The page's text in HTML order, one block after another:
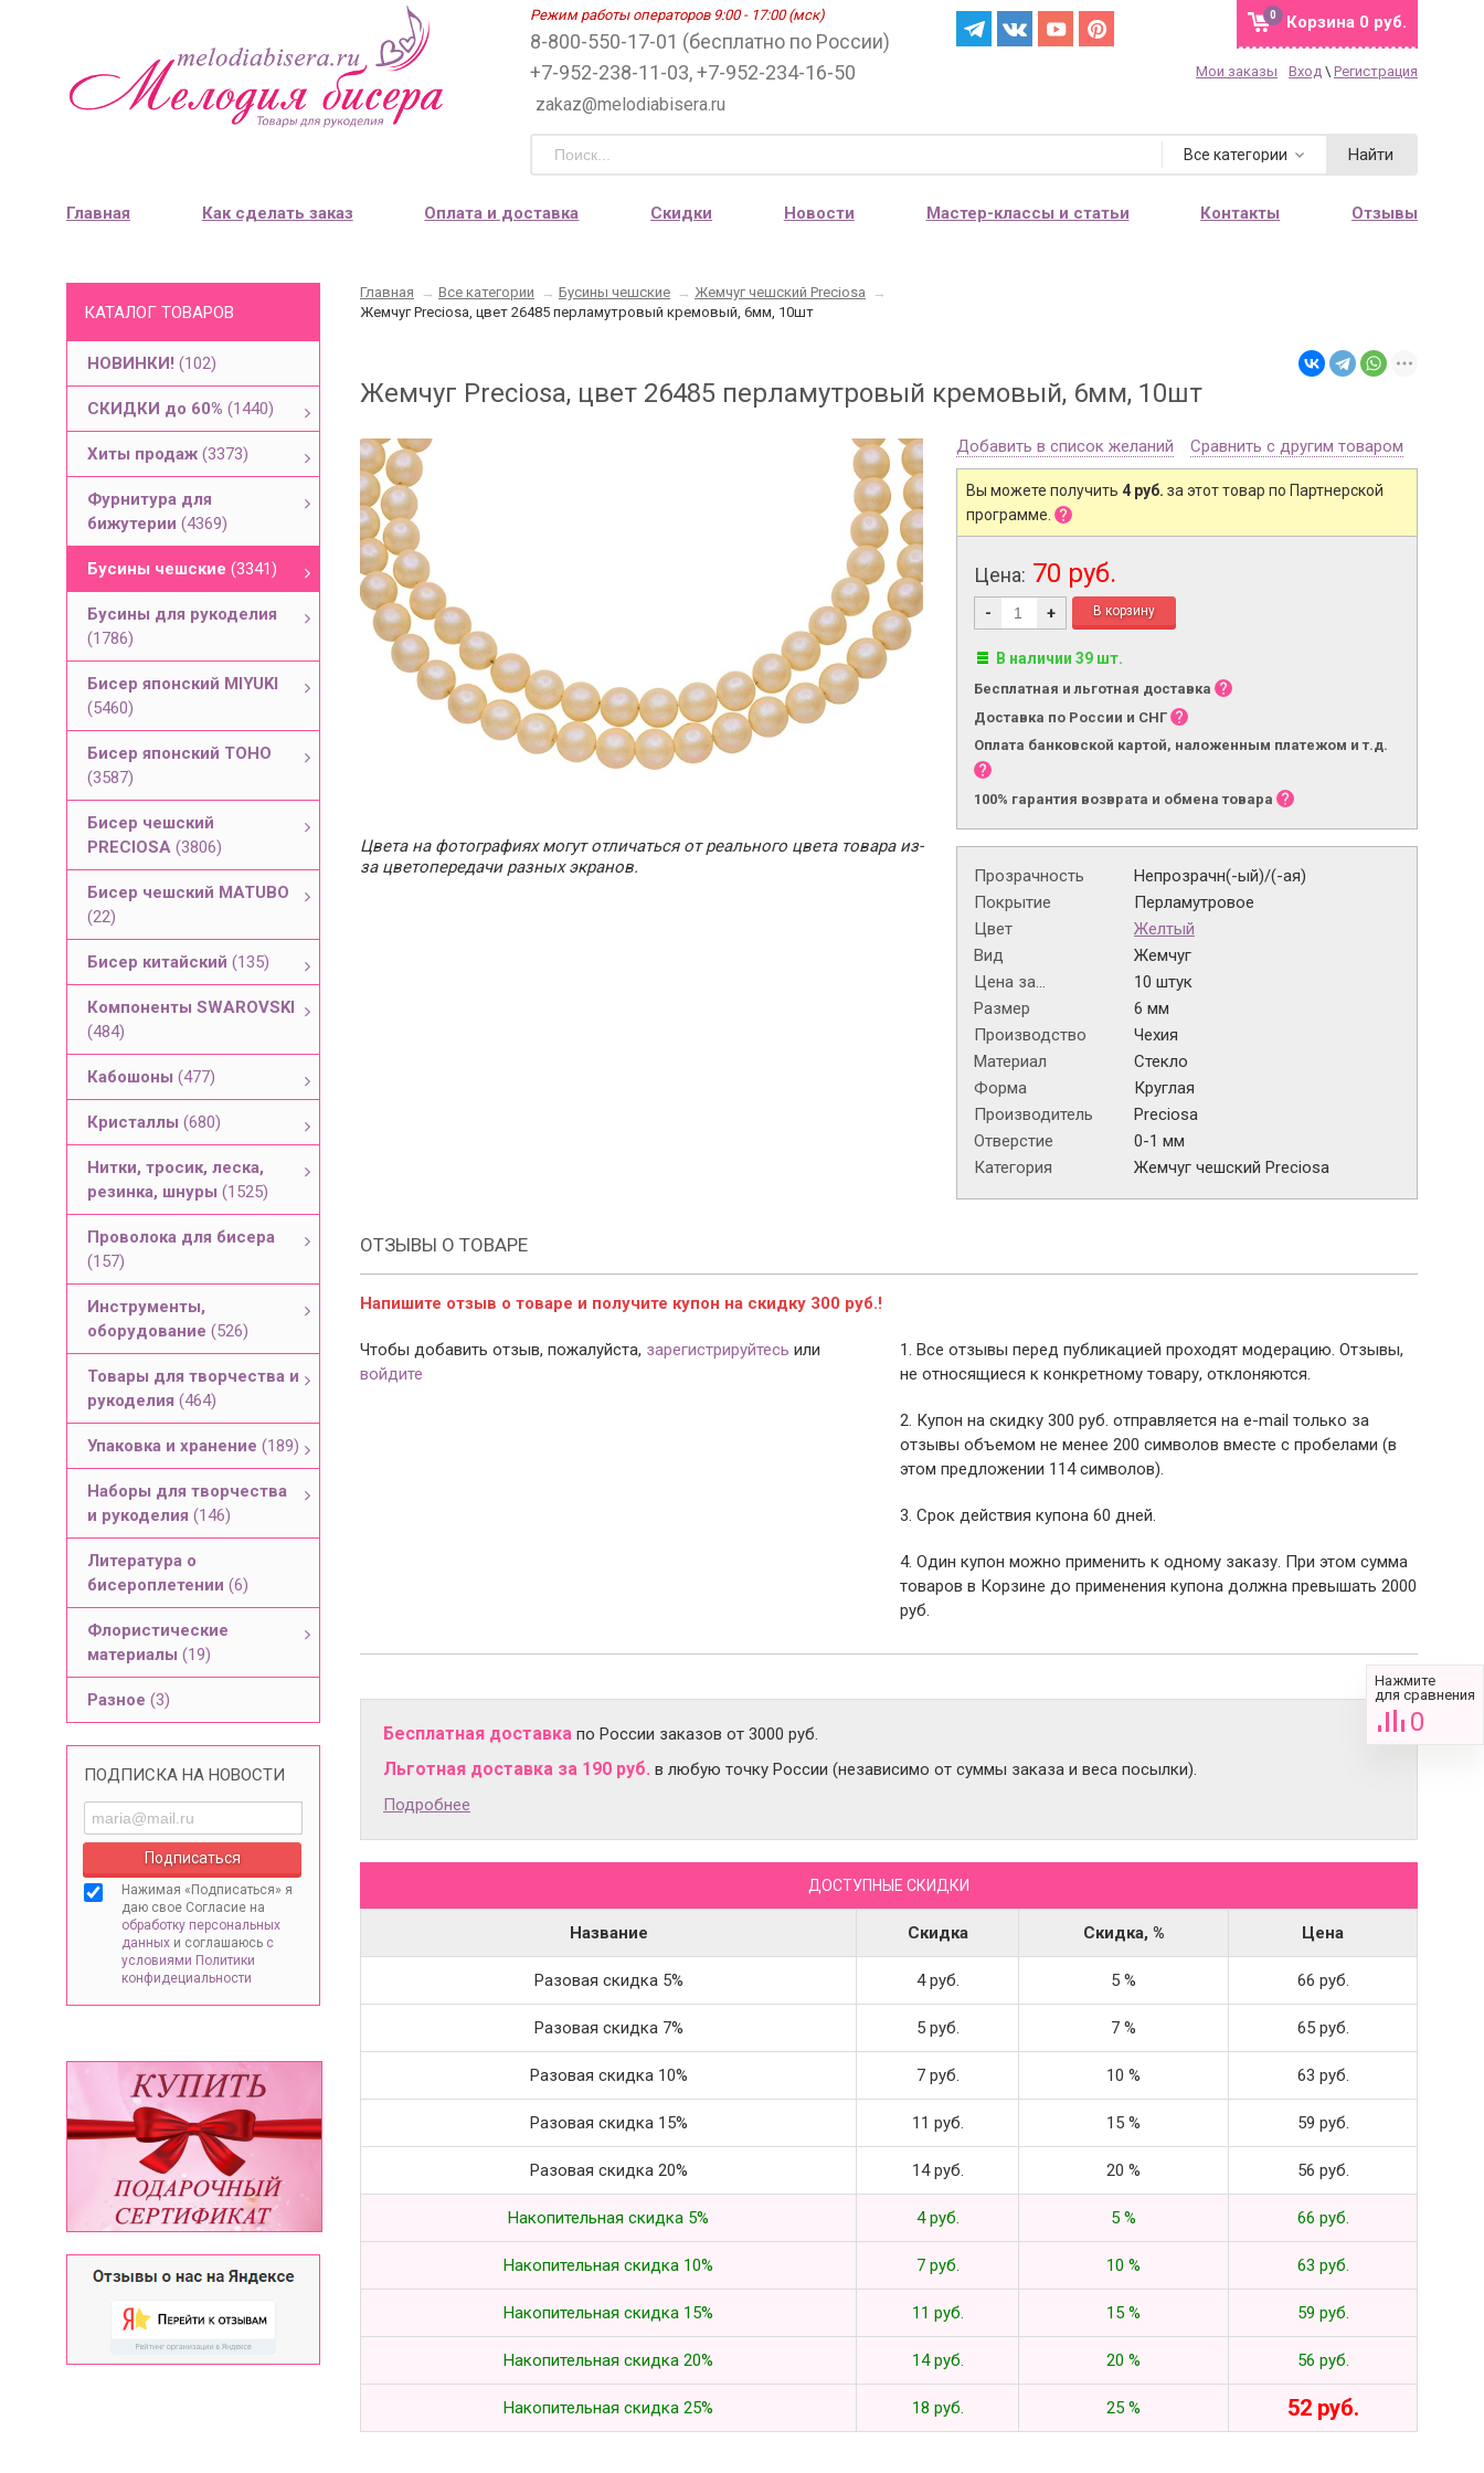
Режим работы операторов 9:00 - 17:00 (мск)
8-800-550-17-01 (бесплатно по России)
+7-952-238-11-03, +7-952-234-16-50
zakaz@melodiabisera.ru
Корзина 0 руб.
0
Мои заказы Вход \ Регистрация
Все категории Найти
Главная Как сделать заказ Оплата и доставка Скидки Новости Мастер-классы и статьи Контакты Отзывы
КАТАЛОГ ТОВАРОВ
НОВИНКИ! (102)
СКИДКИ до 60% (1440)
Хиты продаж (3373)
Фурнитура для
бижутерии (4369)
Бусины чешские (3341)
Бусины для рукоделия
(1786)
Бисер японский MIYUKI
(5460)
Бисер японский TOHO
(3587)
Бисер чешский
PRECIOSA (3806)
Бисер чешский MATUBO
(22)
Бисер китайский (135)
Компоненты SWAROVSKI
(484)
Кабошоны (477)
Кристаллы (680)
Нитки, тросик, леска,
резинка, шнуры (1525)
Проволока для бисера
(157)
Инструменты,
оборудование (526)
Товары для творчества и
рукоделия (464)
Упаковка и хранение (189)
Наборы для творчества
и рукоделия (146)
Литература о
бисероплетении (6)
Флористические
материалы (19)
Разное (3)
ПОДПИСКА НА НОВОСТИ
Нажимая «Подписаться» я
даю свое Согласие на
обработку персональных
данных и соглашаюсь с
условиями Политики
конфидециальности
Главная → Все категории → Бусины чешские → Жемчуг чешский Preciosa
→
Жемчуг Preciosa, цвет 26485 перламутровый кремовый, 6мм, 10шт
Жемчуг Preciosa, цвет 26485 перламутровый кремовый, 6мм, 10шт
Цвета на фотографиях могут отличаться от реального цвета товара из-
за цветопередачи разных экранов.
Добавить в список желаний Сравнить с другим товаром
Вы можете получить 4 руб. за этот товар по Партнерской
программе.
Цена: 70 руб.
- +
В наличии 39 шт.
Бесплатная и льготная доставка
Доставка по России и СНГ
Оплата банковской картой, наложенным платежом и т.д.
100% гарантия возврата и обмена товара
Прозрачность
Непрозрачн(-ый)/(-ая)
Покрытие
Перламутровое
Цвет
Желтый
Вид
Жемчуг
Цена за...
10 штук
Размер
6 мм
Производство
Чехия
Материал
Стекло
Форма
Круглая
Производитель
Preciosa
Отверстие
0-1 мм
Категория
Жемчуг чешский Preciosa
ОТЗЫВЫ О ТОВАРЕ
Напишите отзыв о товаре и получите купон на скидку 300 руб.!
Чтобы добавить отзыв, пожалуйста, зарегистрируйтесь или
войдите
1. Все отзывы перед публикацией проходят модерацию. Отзывы,
не относящиеся к конкретному товару, отклоняются.
2. Купон на скидку 300 руб. отправляется на e-mail только за
отзывы объемом не менее 200 символов вместе с пробелами (в
этом предложении 114 символов).
3. Срок действия купона 60 дней.
4. Один купон можно применить к одному заказу. При этом сумма
товаров в Корзине до применения купона должна превышать 2000
руб.
Бесплатная доставка по России заказов от 3000 руб.
Льготная доставка за 190 руб. в любую точку России (независимо от суммы заказа и веса посылки).
Подробнее
ДОСТУПНЫЕ СКИДКИ
Название Скидка Скидка, % Цена
Разовая скидка 5% 4 руб. 5 % 66 руб.
Разовая скидка 7% 5 руб. 7 % 65 руб.
Разовая скидка 10% 7 руб. 10 % 63 руб.
Разовая скидка 15% 11 руб. 15 % 59 руб.
Разовая скидка 20% 14 руб. 20 % 56 руб.
Накопительная скидка 5% 4 руб. 5 % 66 руб.
Накопительная скидка 10% 7 руб. 10 % 63 руб.
Накопительная скидка 15% 11 руб. 15 % 59 руб.
Накопительная скидка 20% 14 руб. 20 % 56 руб.
Накопительная скидка 25% 18 руб. 25 % 52 руб.
Нажмите
для сравнения
0